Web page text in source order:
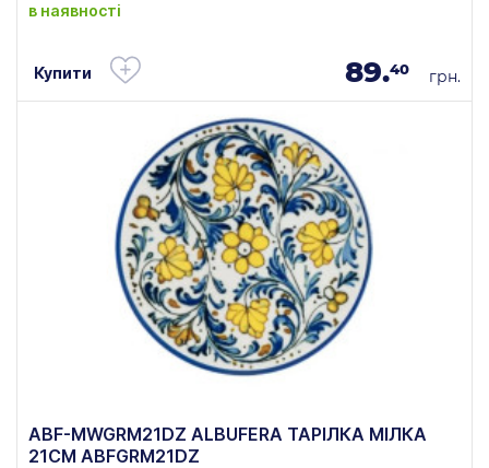
в наявності
Купити 89.40 грн.
ABF-MWGRM21DZ ALBUFERA ТАРІЛКА МІЛКА
21СМ ABFGRM21DZ